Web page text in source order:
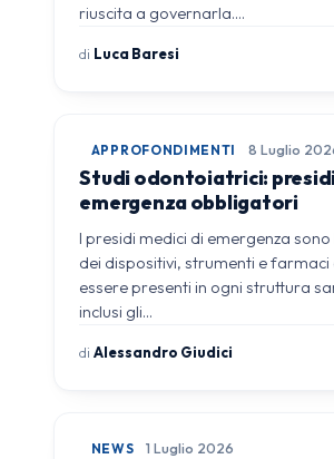
riuscita a governarla.…
di Luca Baresi
APPROFONDIMENTI 8 Luglio
Studi odontoiatrici:
emergenza obbligatori
I presidi medici di emergenza sono
dei dispositivi, strumenti e farmaci
essere presenti in ogni struttura
inclusi gli…
diAlessandro Giudici
NEWS 1 Luglio 2026